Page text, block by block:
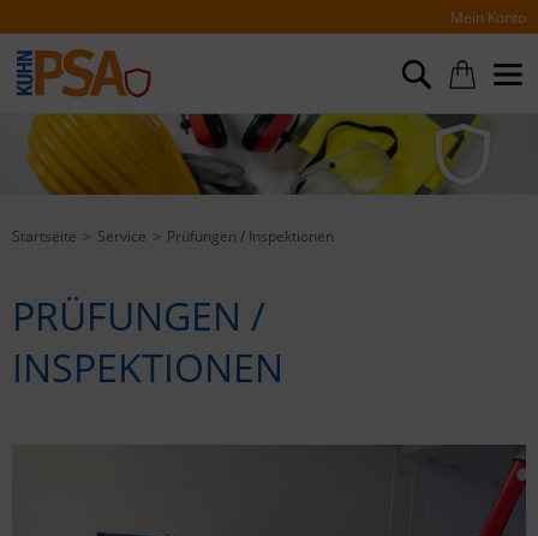
Mein Konto
Startseite Service Prüfungen / Inspektionen
PRÜFUNGEN /
INSPEKTIONEN